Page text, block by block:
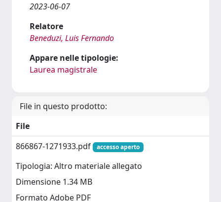
2023-06-07
Relatore
Beneduzi, Luis Fernando
Appare nelle tipologie:
Laurea magistrale
File in questo prodotto:
File
866867-1271933.pdf
accesso aperto
Tipologia: Altro materiale allegato
Dimensione 1.34 MB
Formato Adobe PDF